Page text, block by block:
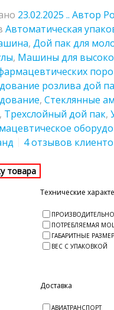
23.02.2025 .. Автор
Автоматическая
, Дой пак для
, Машины для
розлива дой
, Стеклянные
, Трехслойный дой пак,
4 отзывов
Технические
ПОТРЕБЛЯЕМАЯ
ГАБАРИТНЫЕ
ВЕС С УПАКОВКОЙ
Доставка
АВИАТРАНСПОРТ